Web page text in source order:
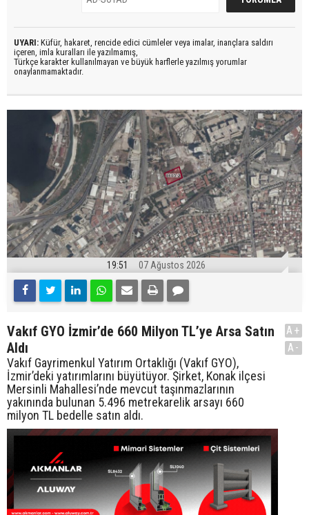
UYARI: Küfür, hakaret, rencide edici cümleler veya imalar, inançlara saldırı
içeren, imla kuralları ile yazılmamış,
Türkçe karakter kullanılmayan ve büyük harflerle yazılmış yorumlar
onaylanmamaktadır.
19:51 07 Ağustos 2026
Vakıf GYO İzmir’de 660 Milyon TL’ye Arsa Satın
Aldı
Vakıf Gayrimenkul Yatırım Ortaklığı (Vakıf GYO),
İzmir’deki yatırımlarını büyütüyor. Şirket, Konak ilçesi
Mersinli Mahallesi’nde mevcut taşınmazlarının
yakınında bulunan 5.496 metrekarelik arsayı 660
milyon TL bedelle satın aldı.
A+
A-